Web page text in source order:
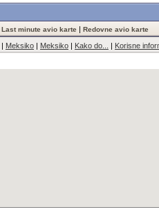
Last minute avio karte | Redovne avio karte
| Meksiko | Meksiko | Kako do... | Korisne